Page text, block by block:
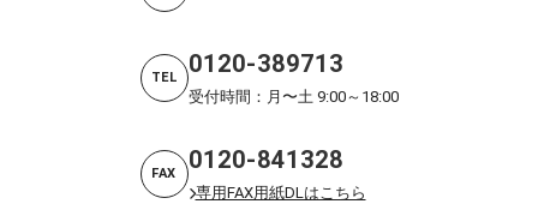
TEL 0120-389713
受付時間：月〜土 9:00～18:00
FAX 0120-841328
専用FAX用紙DLはこちら